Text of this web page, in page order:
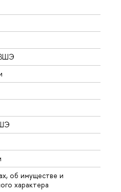
об имуществе и
характера